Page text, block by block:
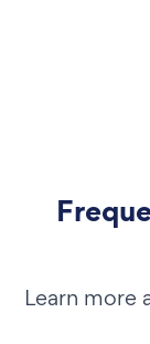
Learn more